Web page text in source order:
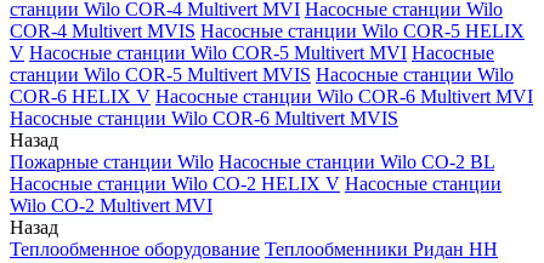
станции Wilo COR-4 Multivert MVI Насосные станции Wilo
COR-4 Multivert MVIS Насосные станции Wilo COR-5 HELIX
V Насосные станции Wilo COR-5 Multivert MVI Насосные
станции Wilo COR-5 Multivert MVIS Насосные станции Wilo
COR-6 HELIX V Насосные станции Wilo COR-6 Multivert MVI
Насосные станции Wilo COR-6 Multivert MVIS
Назад
Пожарные станции Wilo Насосные станции Wilo CO-2 BL
Насосные станции Wilo CO-2 HELIX V Насосные станции
Wilo CO-2 Multivert MVI
Назад
Теплообменное оборудование Теплообменники Ридан НН